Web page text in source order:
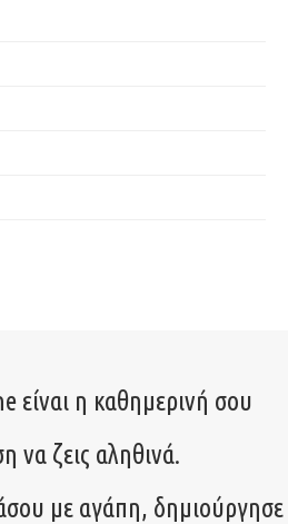
είναι η καθημερινή σου
να ζεις αληθινά.
με αγάπη, δημιούργησε